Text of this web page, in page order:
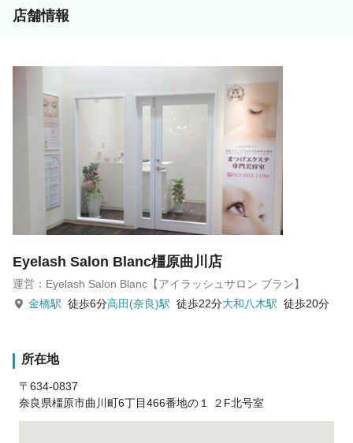
店舗情報
Eyelash Salon Blanc橿原曲川店
運営：Eyelash Salon Blanc【アイラッシュサロン ブラン】
金橋駅 徒歩6分高田(奈良)駅 徒歩22分大和八木駅 徒歩20分
所在地
〒634-0837
奈良県橿原市曲川町6丁目466番地の１ ２F北号室